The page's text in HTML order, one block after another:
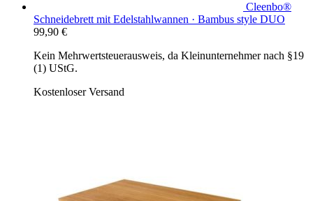
Cleenbo®
Schneidebrett mit Edelstahlwannen · Bambus style DUO
99,90 €
Kein Mehrwertsteuerausweis, da Kleinunternehmer nach §19
(1) UStG.
Kostenloser Versand